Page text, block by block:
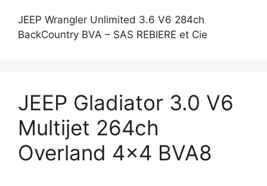
JEEP Wrangler Unlimited 3.6 V6 284ch
BackCountry BVA – SAS REBIERE et Cie
JEEP Gladiator 3.0 V6
Multijet 264ch
Overland 4×4 BVA8